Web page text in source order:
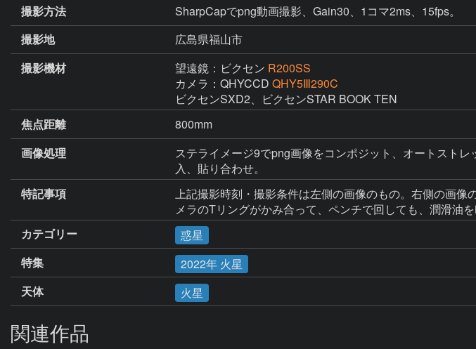
撮影方法
SharpCapでpng動画撮影、Gain30、1コマ2ms、15fps。
撮影地
広島県福山市
撮影機材
望遠鏡：ビクセン R200SS
カメラ：QHYCCD QHY5Ⅲ290C
ビクセンSXD2、ビクセンSTAR BOOK TEN
焦点距離
800mm
画像処理
ステライメージ9でpng画像をコンポジット、オートスト
入、貼り合わせ。
特記事項
上記撮影時刻・撮影条件は左側の画像のもの。右側の画
メラのTリングがかみ合って、ペンチで回しても、潤滑油
カテゴリー
惑星
特集
2022年 火星
天体
火星
関連作品